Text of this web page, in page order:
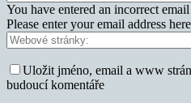
You have entered an incorrect email
Please enter your email address here
Uložit jméno, email a www
budoucí komentáře